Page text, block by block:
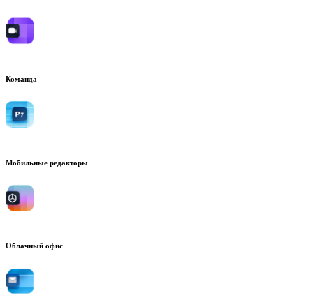
Команда
Мобильные редакторы
Облачный офис